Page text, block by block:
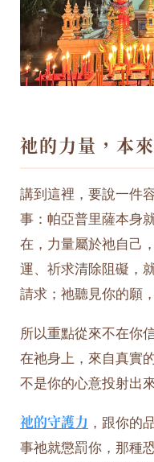
祂的力量，本
講到這裡，要說一件
事：帕亞普里薩本身
在，力量屬於祂自己
運、祈求清除阻礙，
請求；祂聽見你的願
所以重點從來不在你
在祂身上，來自真實
不是你的心意投射出來
祂的守護力 ，跟你的
事祂就懲罰你，那種